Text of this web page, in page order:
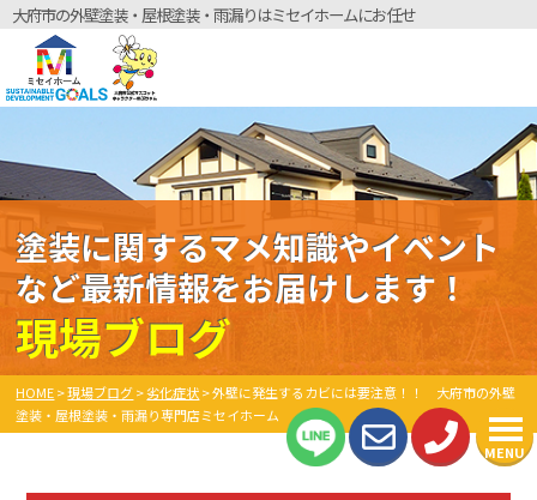
大府市の外壁塗装・屋根塗装・雨漏りはミセイホームにお任せ
MENU
塗装に関するマメ知識やイベント
など最新情報をお届けします！
現場ブログ
HOME>現場ブログ>劣化症状>外壁に発生するカビには要注意！！ 大府市の外壁
塗装・屋根塗装・雨漏り専門店ミセイホーム